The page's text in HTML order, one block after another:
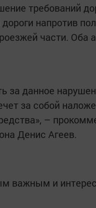
требований
напротив
части.
за данное
за собой
–
Денис Агеев.
важным и